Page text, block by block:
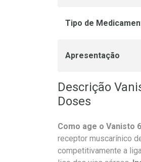
Tipo de
Apresentação
Descrição
Doses
Como age o Vanisto
receptor muscarínico
competitivamente a